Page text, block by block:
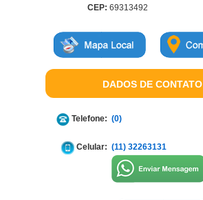
CEP: 69313492
DADOS DE CONTATO
Telefone: (0)
Celular: (11) 32263131